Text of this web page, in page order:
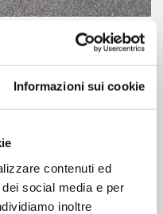
Informazioni sui cookie
contenuti ed
social media e per
inoltre